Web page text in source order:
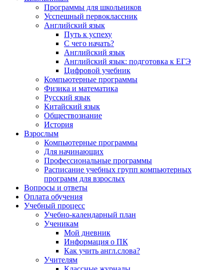
Программы для школьников
Усспешный первоклассник
Английский язык
Путь к успеху
С чего начать?
Английский язык
Английский язык: подготовка к ЕГЭ
Цифровой учебник
Компьютерные программы
Физика и математика
Русский язык
Китайский язык
Обществознание
История
Взрослым
Компьютерные программы
Для начинающих
Профессиональные программы
Расписание учебных групп компьютерных
программ для взрослых
Вопросы и ответы
Оплата обучения
Учебный процесс
Учебно-календарный план
Ученикам
Мой дневник
Информация о ПК
Как учить англ.слова?
Учителям